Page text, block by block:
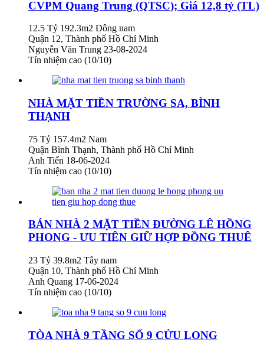
CVPM Quang Trung (QTSC); Giá 12,8 tỷ (TL)
12.5 Tỷ 192.3m2 Đông nam
Quận 12, Thành phố Hồ Chí Minh
Nguyễn Văn Trung 23-08-2024
Tín nhiệm cao (10/10)
NHÀ MẶT TIỀN TRƯỜNG SA, BÌNH
THẠNH
75 Tỷ 157.4m2 Nam
Quận Bình Thạnh, Thành phố Hồ Chí Minh
Anh Tiến 18-06-2024
Tín nhiệm cao (10/10)
BÁN NHÀ 2 MẶT TIỀN ĐƯỜNG LÊ HỒNG
PHONG - ƯU TIÊN GIỮ HỢP ĐỒNG THUÊ
23 Tỷ 39.8m2 Tây nam
Quận 10, Thành phố Hồ Chí Minh
Anh Quang 17-06-2024
Tín nhiệm cao (10/10)
TÒA NHÀ 9 TẦNG SỐ 9 CỬU LONG